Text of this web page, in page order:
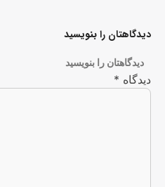
دیدگاهتان را بنویسید
دیدگاهتان را بنویسید
دیدگاه *